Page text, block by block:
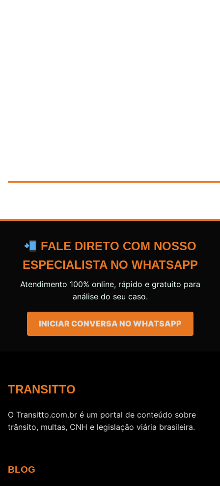
FALE DIRETO COM NOSSO
ESPECIALISTA NO WHATSAPP
Atendimento 100% online, rápido e gratuito para
análise do seu caso.
INICIAR CONVERSA NO WHATSAPP
TRANSITTO
O Transitto.com.br é um portal de conteúdo sobre
trânsito, multas, CNH e legislação viária brasileira.
BLOG